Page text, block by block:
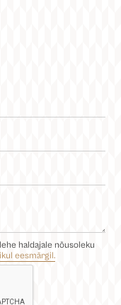
haldajale nõusoleku
eesmärgil.